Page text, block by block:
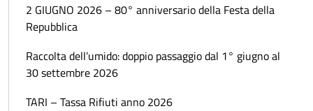
2 GIUGNO 2026 – 80° anniversario della Festa della
Repubblica
Raccolta dell’umido: doppio passaggio dal 1° giugno al
30 settembre 2026
TARI – Tassa Rifiuti anno 2026